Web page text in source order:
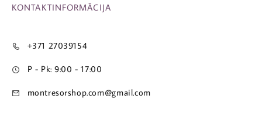
KONTAKTINFORMĀCIJA
+371 27039154
P - Pk: 9:00 - 17:00
montresorshop.com@gmail.com